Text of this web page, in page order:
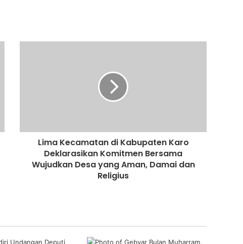
Lima Kecamatan di Kabupaten Karo
Deklarasikan Komitmen Bersama
Wujudkan Desa yang Aman, Damai dan
Religius